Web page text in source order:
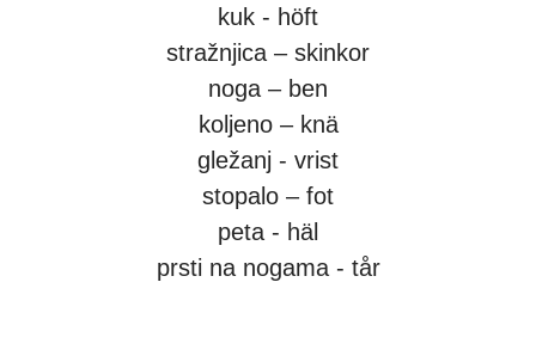
kuk - höft
stražnjica – skinkor
noga – ben
koljeno – knä
gležanj - vrist
stopalo – fot
peta - häl
prsti na nogama - tår